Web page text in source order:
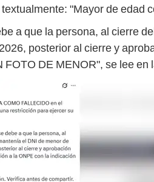
"Mayor de edad
a que la persona, al cierre
posterior al cierre y
DE MENOR", se lee en